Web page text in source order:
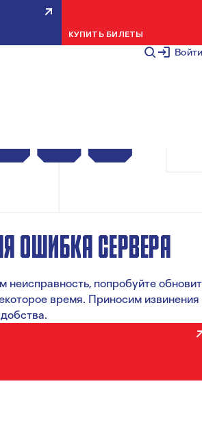
Войти
КУПИТЬ БИЛЕТЫ
ОШИБКА СЕРВЕРА
попробуйте
время. Приносим извинения